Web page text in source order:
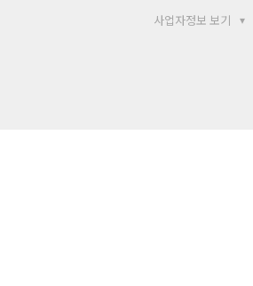
사업자정보 보기 ▾